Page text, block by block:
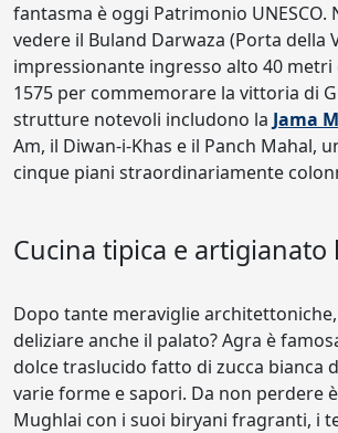
fantasma è oggi Patrimonio UNESCO.
vedere il Buland Darwaza (Porta della
impressionante ingresso alto 40
1575 per commemorare la vittoria di
strutture notevoli includono la Jama
Am, il Diwan-i-Khas e il Panch Mahal,
cinque piani straordinariamente
Cucina tipica e artigianato
Dopo tante meraviglie
deliziare anche il palato? Agra è
dolce traslucido fatto di zucca bianca
varie forme e sapori. Da non perdere
Mughlai con i suoi biryani fragranti, i